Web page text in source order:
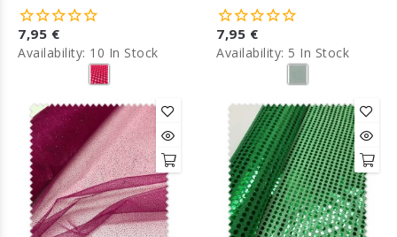
7,95 €
Availability: 10 In Stock
7,95 €
Availability: 5 In Stock